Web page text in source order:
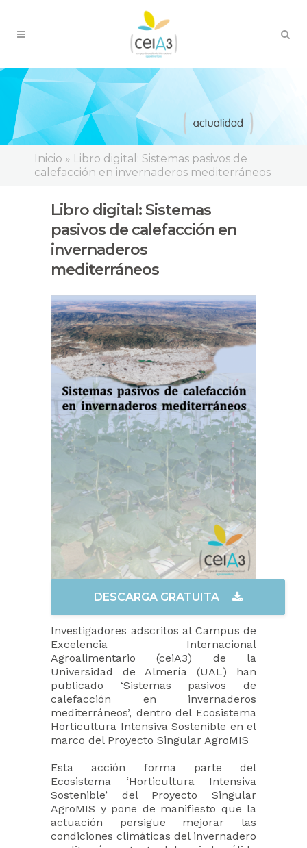
Inicio » Libro digital: Sistemas pasivos de
calefacción en invernaderos mediterráneos
Libro digital: Sistemas
pasivos de calefacción en
invernaderos
mediterráneos
DESCARGA GRATUITA
Investigadores adscritos al Campus de
Excelencia Internacional
Agroalimentario (ceiA3) de la
Universidad de Almería (UAL) han
publicado ‘Sistemas pasivos de
calefacción en invernaderos
mediterráneos’, dentro del Ecosistema
Horticultura Intensiva Sostenible en el
marco del Proyecto Singular AgroMIS
Esta acción forma parte del
Ecosistema ‘Horticultura Intensiva
Sostenible’ del Proyecto Singular
AgroMIS y pone de manifiesto que la
actuación persigue mejorar las
condiciones climáticas del invernadero